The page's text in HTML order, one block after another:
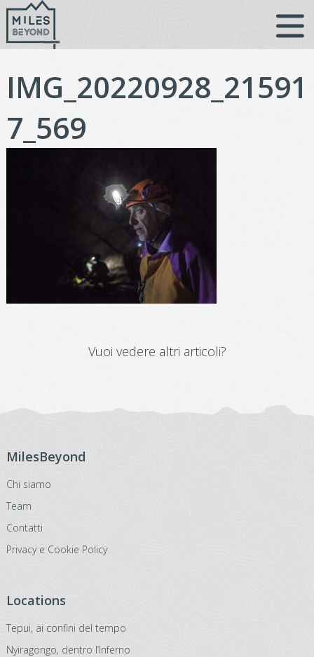
Vai
contenuto
IMG_20220928_21591
7_569
Vuoi vedere altri articoli?
MilesBeyond
Chi siamo
Team
Contatti
Privacy e Cookie Policy
Locations
Tepui, ai confini del tempo
Nyiragongo, dentro l’Inferno